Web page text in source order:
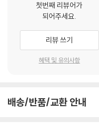
제나 보편적 입법의 원리가 될 수
있도록 행동하라)을 적용함으
성이 아니라, 공감으로 자극받
극적인 뿌리는 현대 가족에서 탄
---「1장 사랑 혁명」중에서
체와 하이데거의 해체주의적
이 새로이 대두되지만 이 현상
되지 않는다. 이때 이를 위한 단
근본적인 차원에서, 우리는 어
까? 우리는 삶의 의미를 어디에
21세기를 위한 단 하나의 철학
이상 유효하지 않은 이유들을 이
첫번째 리뷰어가
되어주세요.
리뷰 쓰기
혜택 및 유의사항
배송/반품/교환 안내